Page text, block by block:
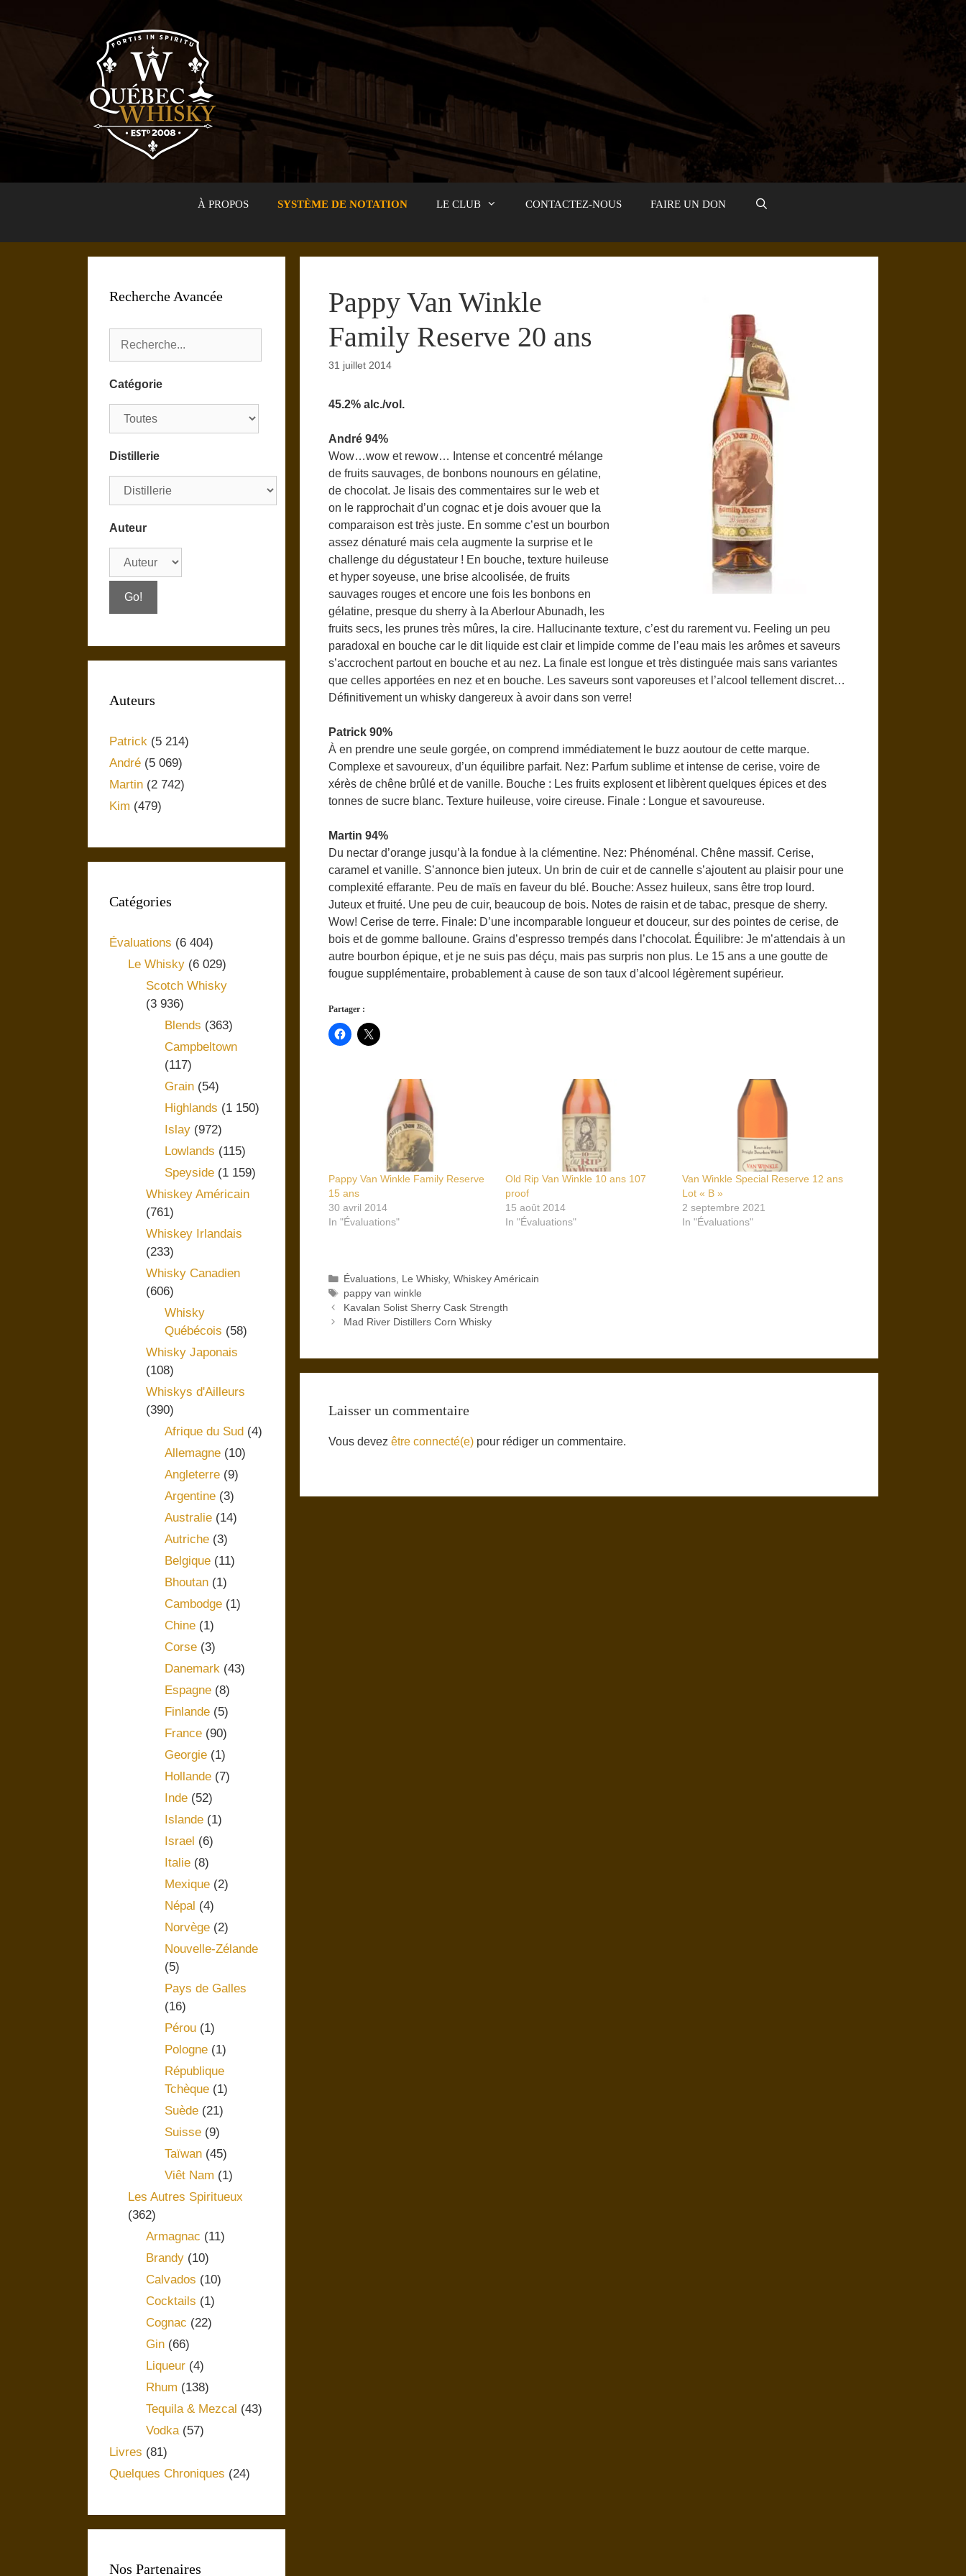
au
À PROPOS SYSTÈME DE NOTATION LE CLUB CONTACTEZ-NOUS FAIRE UN DON
Pappy Van Winkle
Family Reserve 20 ans
31 juillet 2014
45.2% alc./vol.
André 94%
Wow…wow et rewow… Intense et concentré mélange
de fruits sauvages, de bonbons nounours en gélatine,
de chocolat. Je lisais des commentaires sur le web et
on le rapprochait d’un cognac et je dois avouer que la
comparaison est très juste. En somme c’est un bourbon
assez dénaturé mais cela augmente la surprise et le
challenge du dégustateur ! En bouche, texture huileuse
et hyper soyeuse, une brise alcoolisée, de fruits
sauvages rouges et encore une fois les bonbons en
gélatine, presque du sherry à la Aberlour Abunadh, les
fruits secs, les prunes très mûres, la cire. Hallucinante texture, c’est du rarement vu. Feeling un peu
paradoxal en bouche car le dit liquide est clair et limpide comme de l’eau mais les arômes et saveurs
s’accrochent partout en bouche et au nez. La finale est longue et très distinguée mais sans variantes
que celles apportées en nez et en bouche. Les saveurs sont vaporeuses et l’alcool tellement discret…
Définitivement un whisky dangereux à avoir dans son verre!
Patrick 90%
À en prendre une seule gorgée, on comprend immédiatement le buzz aoutour de cette marque.
Complexe et savoureux, d’un équilibre parfait. Nez: Parfum sublime et intense de cerise, voire de
xérès de chêne brûlé et de vanille. Bouche : Les fruits explosent et libèrent quelques épices et des
tonnes de sucre blanc. Texture huileuse, voire cireuse. Finale : Longue et savoureuse.
Martin 94%
Du nectar d’orange jusqu’à la fondue à la clémentine. Nez: Phénoménal. Chêne massif. Cerise,
caramel et vanille. S’annonce bien juteux. Un brin de cuir et de cannelle s’ajoutent au plaisir pour une
complexité effarante. Peu de maïs en faveur du blé. Bouche: Assez huileux, sans être trop lourd.
Juteux et fruité. Une peu de cuir, beaucoup de bois. Notes de raisin et de tabac, presque de sherry.
Wow! Cerise de terre. Finale: D’une incomparable longueur et douceur, sur des pointes de cerise, de
bois et de gomme balloune. Grains d’espresso trempés dans l’chocolat. Équilibre: Je m’attendais à un
autre bourbon épique, et je ne suis pas déçu, mais pas surpris non plus. Le 15 ans a une goutte de
fougue supplémentaire, probablement à cause de son taux d’alcool légèrement supérieur.
Partager :
Pappy Van Winkle Family Reserve
15 ans
30 avril 2014
In "Évaluations"
Old Rip Van Winkle 10 ans 107
proof
15 août 2014
In "Évaluations"
Van Winkle Special Reserve 12 ans
Lot « B »
2 septembre 2021
In "Évaluations"
Catégories
Évaluations Le Whisky,Whiskey Américain
Étiquettes
pappy van winkle
Kavalan Solist Sherry Cask Strength
Mad River Distillers Corn Whisky
Laisser un commentaire
Vous devez être connecté(e) pour rédiger un commentaire.
Recherche Avancée
Catégorie
Distillerie
Auteur
Auteurs
Patrick (5 214)
André (5 069)
Martin (2 742)
Kim (479)
Catégories
Évaluations (6 404)
Le Whisky(6 029)
Scotch Whisky
(3 936)
Blends (363)
Campbeltown
(117)
Grain(54)
Highlands (1 150)
Islay(972)
Lowlands (115)
Speyside(1 159)
Whiskey Américain
(761)
Whiskey Irlandais
(233)
Whisky Canadien
(606)
Whisky
Québécois (58)
Whisky Japonais
(108)
Whiskys d'Ailleurs
(390)
Afrique du Sud(4)
Allemagne(10)
Angleterre(9)
Argentine(3)
Australie(14)
Autriche(3)
Belgique(11)
Bhoutan(1)
Cambodge(1)
Chine(1)
Corse(3)
Danemark (43)
Espagne(8)
Finlande(5)
France(90)
Georgie(1)
Hollande(7)
Inde(52)
Islande(1)
Israel (6)
Italie(8)
Mexique(2)
Népal (4)
Norvège(2)
Nouvelle-Zélande
(5)
Pays de Galles
(16)
Pérou(1)
Pologne(1)
République
Tchèque(1)
Suède(21)
Suisse(9)
Taïwan(45)
Viêt Nam (1)
Les Autres Spiritueux
(362)
Armagnac (11)
Brandy (10)
Calvados (10)
Cocktails (1)
Cognac (22)
Gin (66)
Liqueur (4)
Rhum (138)
Tequila & Mezcal (43)
Vodka (57)
Livres (81)
Quelques Chroniques (24)
Nos Partenaires